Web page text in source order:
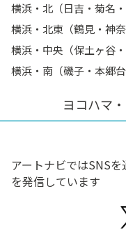
横浜・北（日吉・菊名・
横浜・北東（鶴見・神
横浜・中央（保土ヶ谷
横浜・南（磯子・本郷
ヨコハマ
アートナビではSNS
を発信しています